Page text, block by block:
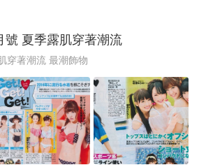
號 夏季露肌穿著潮流
穿著潮流 最潮飾物